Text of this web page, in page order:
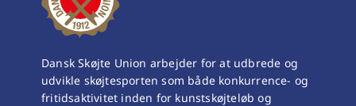
Dansk Skøjte Union arbejder for at udbrede og
udvikle skøjtesporten som både konkurrence- og
fritidsaktivitet inden for kunstskøjteløb og